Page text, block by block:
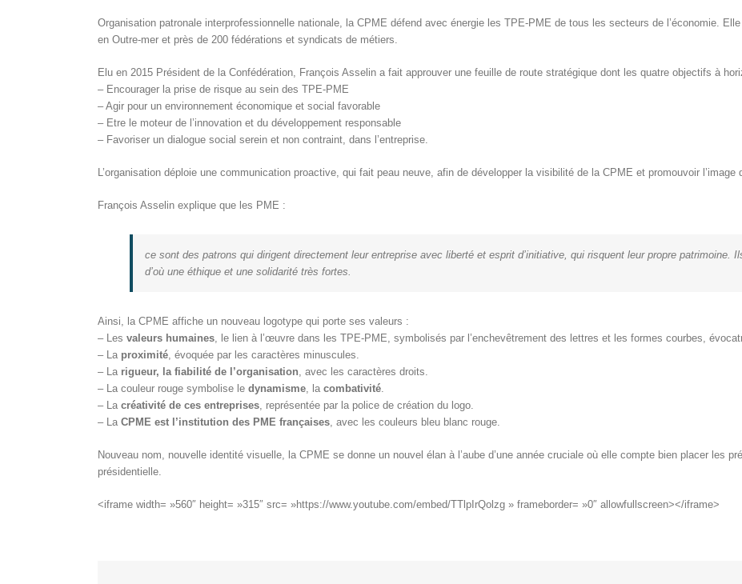
Organisation patronale interprofessionnelle nationale, la CPME défend avec énergie les TPE-PME de tous les secteurs de l’économie.
en Outre-mer et près de 200 fédérations et syndicats de métiers.
Elu en 2015 Président de la Confédération, François Asselin a fait approuver une feuille de route stratégique dont les quatre objectifs à
– Encourager la prise de risque au sein des TPE-PME
– Agir pour un environnement économique et social favorable
– Etre le moteur de l’innovation et du développement responsable
– Favoriser un dialogue social serein et non contraint, dans l’entreprise.
L’organisation déploie une communication proactive, qui fait peau neuve, afin de développer la visibilité de la CPME et promouvoir l’image
François Asselin explique que les PME :
ce sont des patrons qui dirigent directement leur entreprise avec liberté et esprit d’initiative, qui risquent leur propre patrimoine.
d’où une éthique et une solidarité très fortes.
Ainsi, la CPME affiche un nouveau logotype qui porte ses valeurs :
– Les valeurs humaines , le lien à l’œuvre dans les TPE-PME, symbolisés par l’enchevêtrement des lettres et les formes courbes,
– La proximité , évoquée par les caractères minuscules.
– La rigueur, la fiabilité de l’organisation , avec les caractères droits.
– La couleur rouge symbolise le dynamisme , la combativité
– La créativité de ces entreprises , représentée par la police de création du logo.
– La CPME est l’institution des PME françaises , avec les couleurs bleu blanc rouge.
Nouveau nom, nouvelle identité visuelle, la CPME se donne un nouvel élan à l’aube d’une année cruciale où elle compte bien placer les
présidentielle.
<iframe width= »560″ height= »315″ src= »https://www.youtube.com/embed/TTlpIrQolzg » frameborder= »0″ allowfullscreen></iframe>